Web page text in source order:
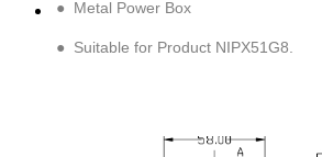
● Metal Power Box
● Suitable for Product NIPX51G8.